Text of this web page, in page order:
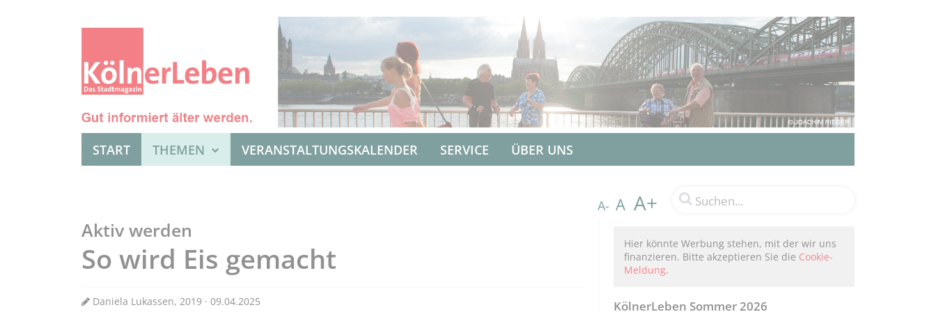
START THEMEN VERANSTALTUNGSKALENDER SERVICE ÜBER UNS
A- A A+
Aktiv werden
So wird Eis gemacht
Daniela Lukassen, 2019 · 09.04.2025
Hier könnte Werbung stehen, mit der wir uns
finanzieren. Bitte akzeptieren Sie die Cookie-
Meldung.
KölnerLeben Sommer 2026